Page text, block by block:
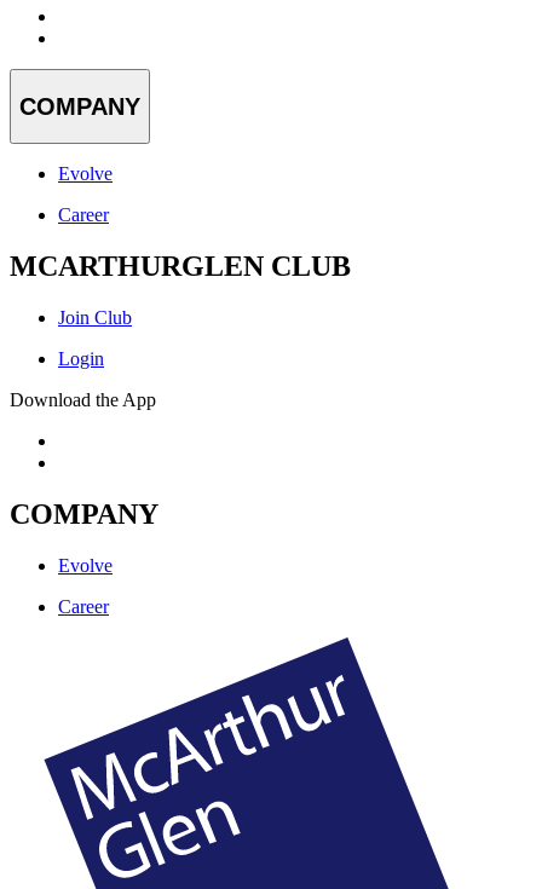
COMPANY
Evolve
Career
MCARTHURGLEN CLUB
Join Club
Login
Download the App
COMPANY
Evolve
Career